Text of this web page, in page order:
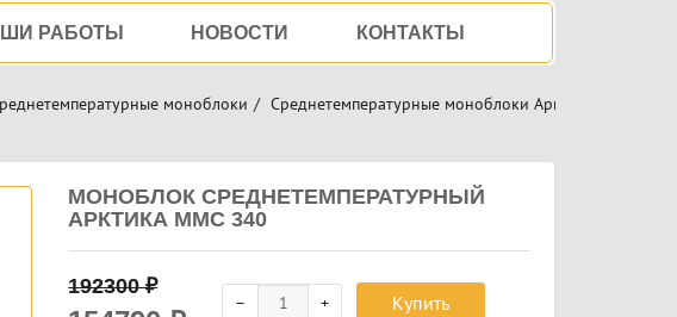
РАБОТЫ НОВОСТИ КОНТАКТЫ
моноблоки Среднетемпературные моноблоки Арктика
МОНОБЛОК СРЕДНЕТЕМПЕРАТУРНЫЙ
АРКТИКА ММС 340
192300₽
Купить